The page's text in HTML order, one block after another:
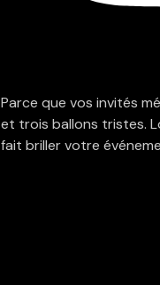
Parce que vos invités
et trois ballons tristes.
fait briller votre